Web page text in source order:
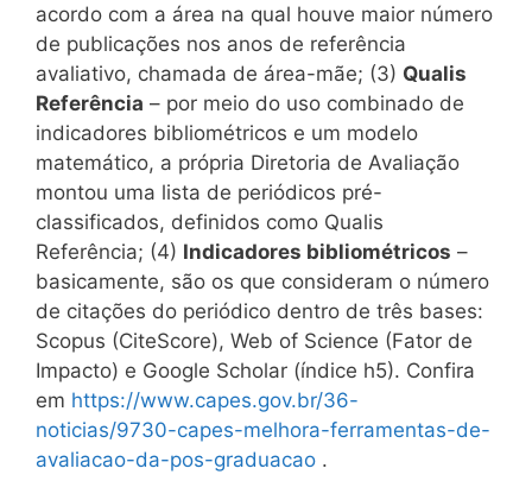
acordo com a área na qual houve maior número
de publicações nos anos de referência
avaliativo, chamada de área-mãe; (3) Qualis
Referência – por meio do uso combinado de
indicadores bibliométricos e um modelo
matemático, a própria Diretoria de Avaliação
montou uma lista de periódicos pré-
classificados, definidos como Qualis
Referência; (4) Indicadores bibliométricos –
basicamente, são os que consideram o número
de citações do periódico dentro de três bases:
Scopus (CiteScore), Web of Science (Fator de
Impacto) e Google Scholar (índice h5). Confira
em https://www.capes.gov.br/36-
noticias/9730-capes-melhora-ferramentas-de-
avaliacao-da-pos-graduacao .